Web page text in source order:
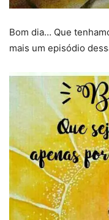
Bom dia… Que
mais um episódio